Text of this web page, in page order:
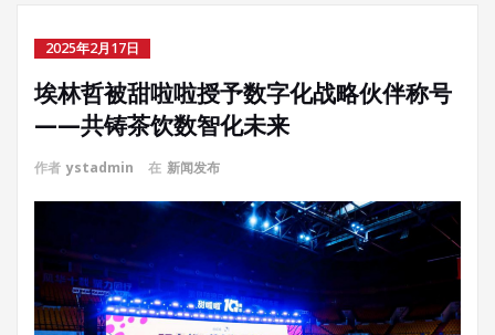
2025年2月17日
埃林哲被甜啦啦授予数字化战略伙伴称号
——共铸茶饮数智化未来
作者 ystadmin 在 新闻发布